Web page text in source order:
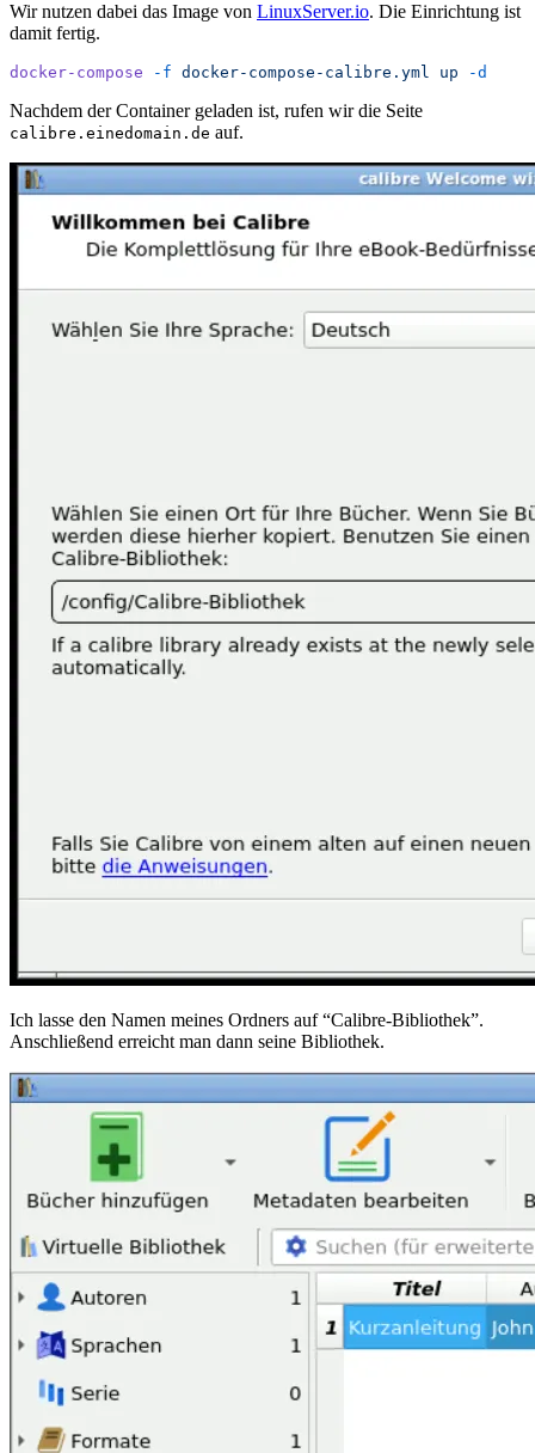
Wir nutzen dabei das Image von LinuxServer.io. Die Einrichtung ist
damit fertig.
docker-compose -f docker-compose-calibre.yml up -d
Nachdem der Container geladen ist, rufen wir die Seite
calibre.einedomain.de auf.
Ich lasse den Namen meines Ordners auf “Calibre-Bibliothek”.
Anschließend erreicht man dann seine Bibliothek.